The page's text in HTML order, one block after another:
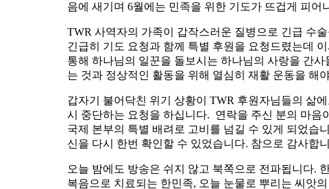
음에 새기며 6월에는 민족을 위한 기도가 뜨겁게 피어
TWR 사역자의 가족이 갑작스러운 질병으로 긴급 수
긴급히 기도 요청과 함께 특별 후원을 요청드렸는데
통해 하나님의 일꾼을 돌보시는 하나님의 사랑을 간
는 것과 정상적인 활동을 위해 열심히 재활 운동을 해
갑자기 불어닥친 위기 상황이 TWR 후원자님들의 삶
시 중단하는 요청을 하십니다. 연락을 주신 분의 마음
국제 본부의 특별 배려로 고비를 넘길 수 있게 되었습
신을 다시 한번 확인할 수 있었습니다. 참으로 감사합
오늘 밤에도 방송은 쉬지 않고 북쪽으로 전파됩니다.
복음으로 치료되는 한민족, 오늘 눈물로 뿌리는 씨앗